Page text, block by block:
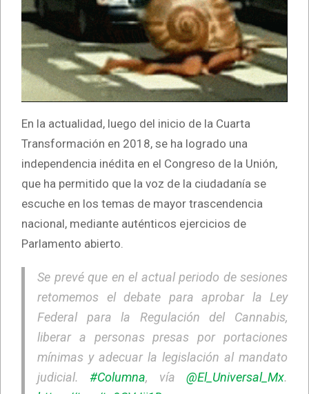
En la actualidad, luego del inicio de la Cuarta
Transformación en 2018, se ha logrado una
independencia inédita en el Congreso de la Unión,
que ha permitido que la voz de la ciudadanía se
escuche en los temas de mayor trascendencia
nacional, mediante auténticos ejercicios de
Parlamento abierto.
Se prevé que en el actual periodo de sesiones
retomemos el debate para aprobar la Ley
Federal para la Regulación del Cannabis,
liberar a personas presas por portaciones
mínimas y adecuar la legislación al mandato
judicial.#Columna, vía@El_Universal_Mx.